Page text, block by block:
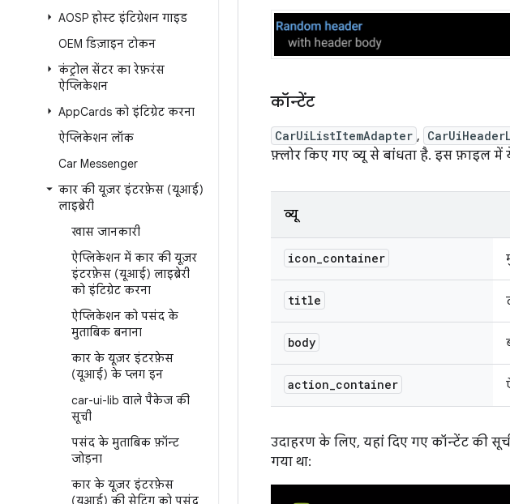
AOSP होस्ट इंटिग्रेशन गाइड
OEM डिज़ाइन टोकन
कंट्रोल सेंटर का रेफ़रंस
ऐप्लिकेशन
AppCards को इंटिग्रेट करना
ऐप्लिकेशन लॉक
Car Messenger
कार की यूज़र इंटरफ़ेस (यूआई)
लाइब्रेरी
खास जानकारी
ऐप्लिकेशन में कार की यूज़र
इंटरफ़ेस (यूआई) लाइब्रेरी
को इंटिग्रेट करना
ऐप्लिकेशन को पसंद के
मुताबिक बनाना
कार के यूज़र इंटरफ़ेस
(यूआई) के प्लग इन
car-ui-lib वाले पैकेज की
सूची
पसंद के मुताबिक फ़ॉन्ट
जोड़ना
कार के यूज़र इंटरफ़ेस
(यूआई) की सेटिंग को पसंद
कॉन्टेंट
CarUiListItemAdapter ,
फ़्लोर किए गए व्यू से बांधता है. इस फ़ाइल में
व्यू
icon_container
title
body
action_container
उदाहरण के लिए, यहां दिए गए कॉन्टेंट की
गया था: